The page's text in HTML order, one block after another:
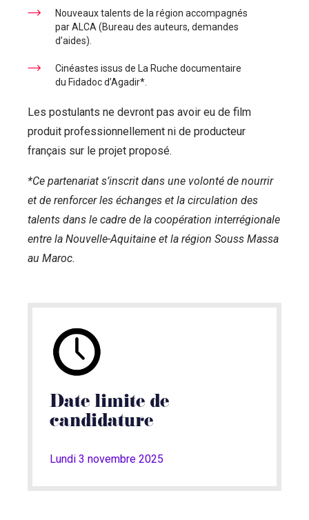
Nouveaux talents de la région accompagnés
par ALCA (Bureau des auteurs, demandes
d’aides).
Cinéastes issus de La Ruche documentaire
du Fidadoc d’Agadir*.
Les postulants ne devront pas avoir eu de film
produit professionnellement ni de producteur
français sur le projet proposé.
*Ce partenariat s’inscrit dans une volonté de nourrir
et de renforcer les échanges et la circulation des
talents dans le cadre de la coopération interrégionale
entre la Nouvelle-Aquitaine et la région Souss Massa
au Maroc.
Date limite de
candidature
Lundi 3 novembre 2025